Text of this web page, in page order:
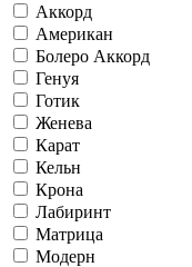
Аккорд
Американ
Болеро Аккорд
Генуя
Готик
Женева
Карат
Кельн
Крона
Лабиринт
Матрица
Модерн